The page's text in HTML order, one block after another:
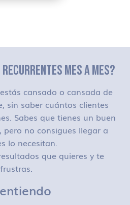
MES A MES?
cansado o cansada de
sin saber cuántos clientes
Sabes que tienes un buen
pero no consigues llegar a
lo necesitan.
que quieres y te
frustras.